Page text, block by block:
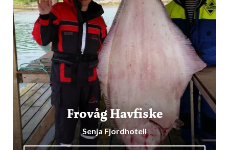
Frovåg Havfiske
Senja Fjordhotell